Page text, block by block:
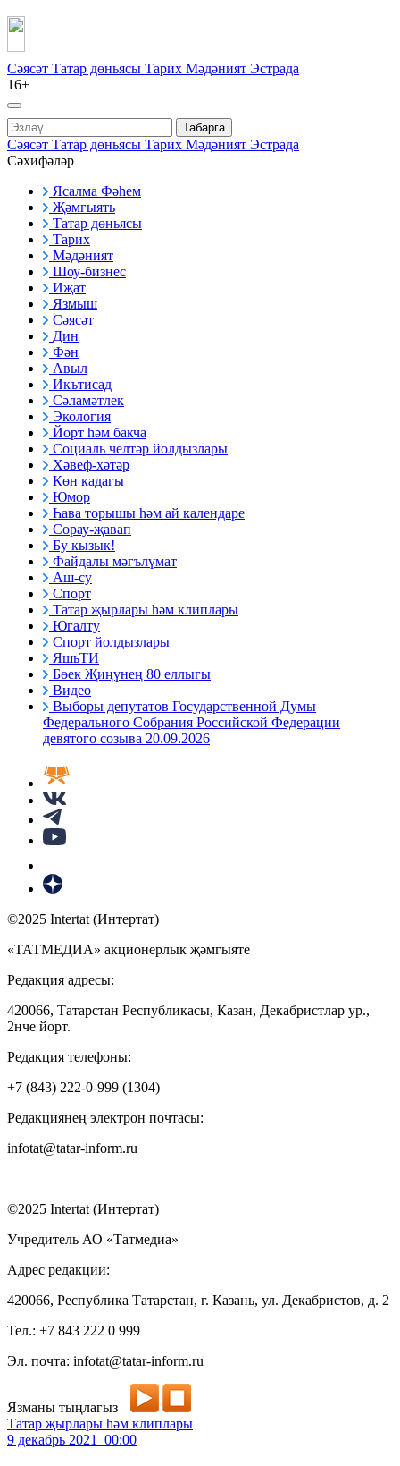
Сәясәт Татар дөньясы Тарих Мәдәният Эстрада
16+
Табарга
Сәясәт Татар дөньясы Тарих Мәдәният Эстрада
Сәхифәләр
Ясалма Фәһем
Җәмгыять
Татар дөньясы
Тарих
Мәдәният
Шоу-бизнес
Иҗат
Язмыш
Сәясәт
Дин
Фән
Авыл
Икътисад
Сәламәтлек
Экология
Йорт һәм бакча
Социаль челтәр йолдызлары
Хәвеф-хәтәр
Көн кадагы
Юмор
Һава торышы һәм ай календаре
Сорау-җавап
Бу кызык!
Файдалы мәгълүмат
Аш-су
Спорт
Татар җырлары һәм клиплары
Югалту
Спорт йолдызлары
ЯшьТИ
Бөек Җиңүнең 80 еллыгы
Видео
Выборы депутатов Государственной Думы
Федерального Собрания Российской Федерации
девятого созыва 20.09.2026
©2025 Intertat (Интертат)
«ТАТМЕДИА» акционерлык җәмгыяте
Редакция адресы:
420066, Татарстан Республикасы, Казан, Декабристлар ур.,
2нче йорт.
Редакция телефоны:
+7 (843) 222-0-999 (1304)
Редакциянең электрон почтасы:
infotat@tatar-inform.ru
©2025 Intertat (Интертат)
Учредитель АО «Татмедиа»
Адрес редакции:
420066, Республика Татарстан, г. Казань, ул. Декабристов, д. 2
Тел.: +7 843 222 0 999
Эл. почта: infotat@tatar-inform.ru
Язманы тыңлагыз
Татар җырлары һәм клиплары
9 декабрь 2021 00:00